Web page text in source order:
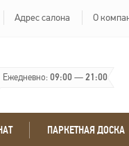
Адрес салона О
Ежедневно:09:00—21:00
ПАРКЕТНАЯ ДОСКА